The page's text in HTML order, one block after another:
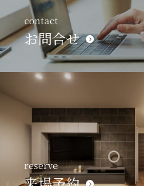
contact
お問合せ
reserve